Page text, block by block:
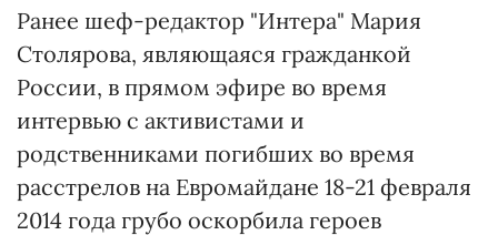
Ранее шеф-редактор "Интера" Мария
Столярова, являющаяся гражданкой
России, в прямом эфире во время
интервью с активистами и
родственниками погибших во время
расстрелов на Евромайдане 18-21 февраля
2014 года грубо оскорбила героев